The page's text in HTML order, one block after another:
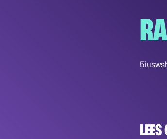
LEES